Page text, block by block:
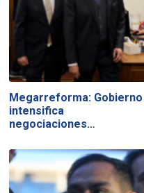
Megarreforma: Gobierno
intensifica
negociaciones…